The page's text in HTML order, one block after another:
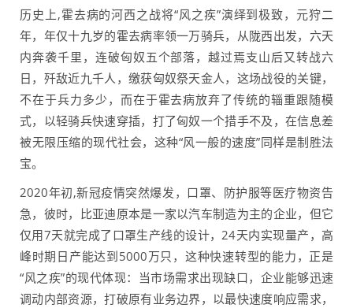
历史上,霍去病的河西之战将“风之疾”演绎到极致，元狩二
年，年仅十九岁的霍去病率领一万骑兵，从陇西出发，六天
内奔袭千里，连破匈奴五个部落，越过焉支山后又转战六
日，歼敌近九千人，缴获匈奴祭天金人，这场战役的关键，
不在于兵力多少，而在于霍去病放弃了传统的辎重跟随模
式，以轻骑兵快速穿插，打了匈奴一个措手不及，在信息差
被无限压缩的现代社会，这种“风一般的速度”同样是制胜法
宝。
2020年初,新冠疫情突然爆发，口罩、防护服等医疗物资告
急，彼时，比亚迪原本是一家以汽车制造为主的企业，但它
仅用7天就完成了口罩生产线的设计，24天内实现量产，高
峰时期日产能达到5000万只，这种快速转型的能力，正是
“风之疾”的现代体现：当市场需求出现缺口，企业能够迅速
调动内部资源，打破原有业务边界，以最快速度响应需求，